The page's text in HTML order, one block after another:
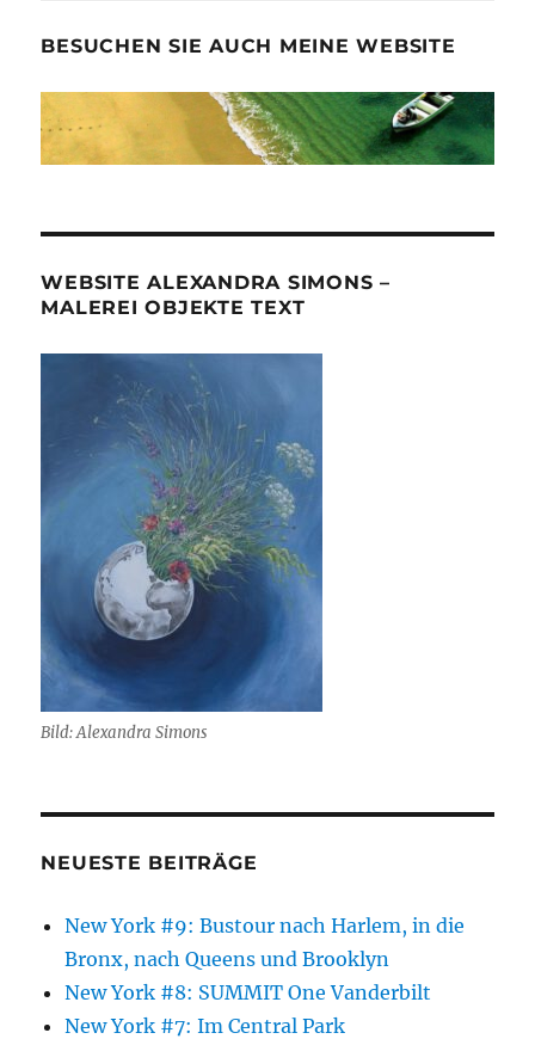
BESUCHEN SIE AUCH MEINE WEBSITE
WEBSITE ALEXANDRA SIMONS –
MALEREI OBJEKTE TEXT
Bild: Alexandra Simons
NEUESTE BEITRÄGE
New York #9: Bustour nach Harlem, in die
Bronx, nach Queens und Brooklyn
New York #8: SUMMIT One Vanderbilt
New York #7: Im Central Park